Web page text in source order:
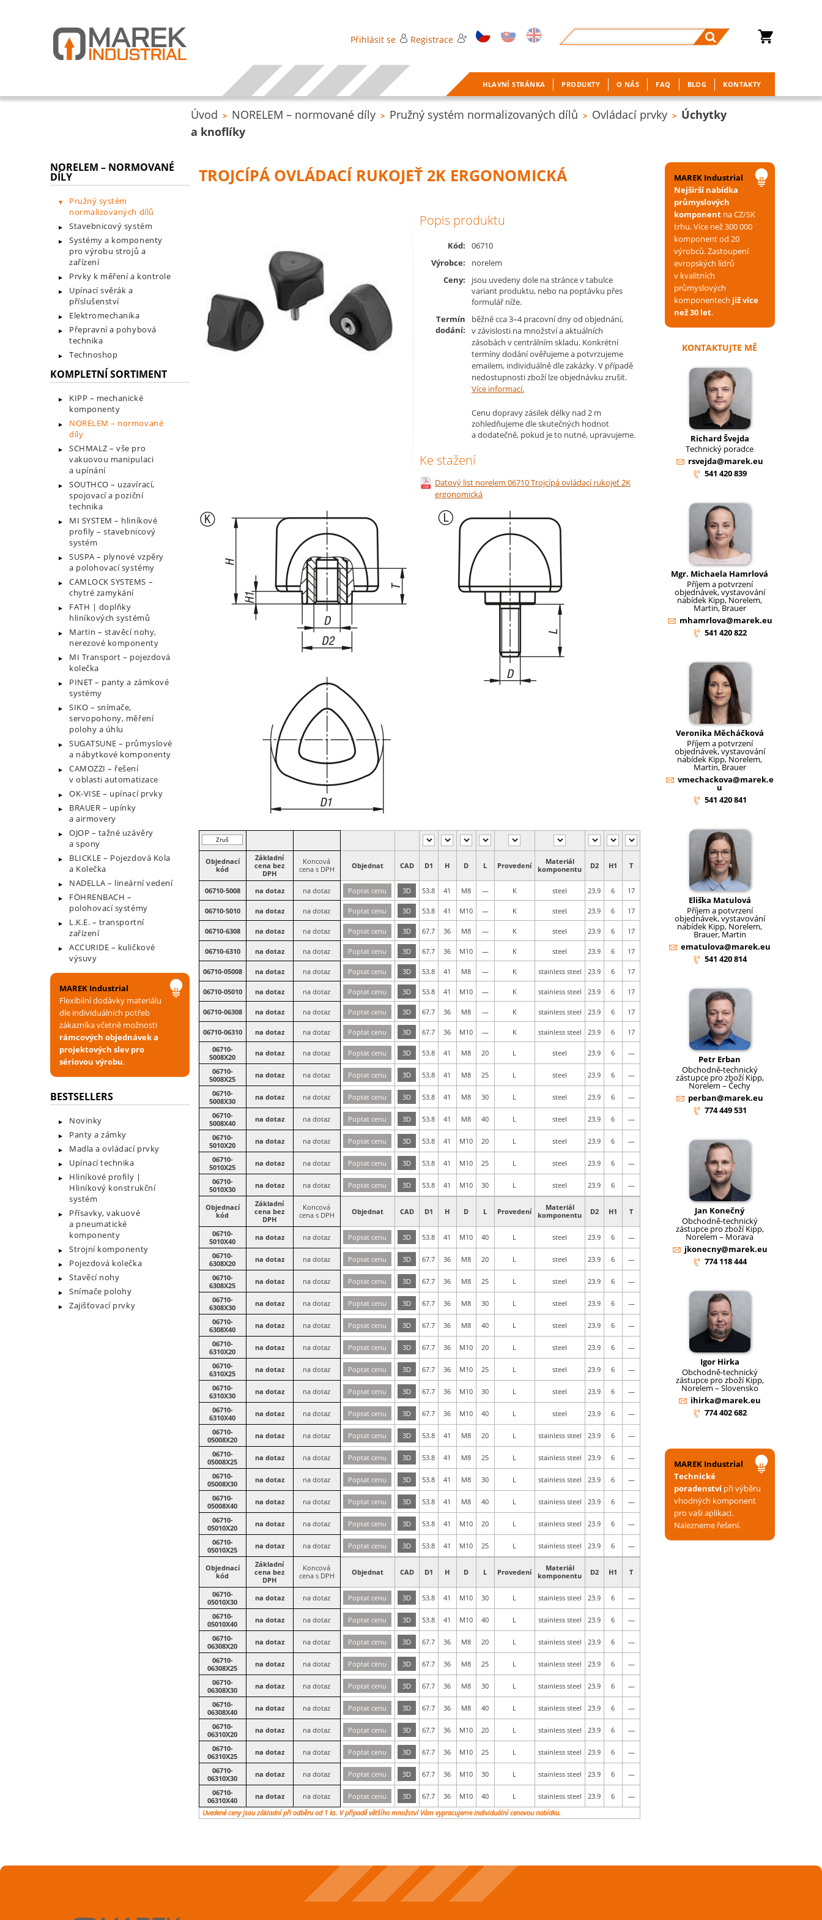
Přihlásit se Registrace
HLAVNÍ STRÁNKA PRODUKTY O NÁS FAQ BLOG KONTAKTY
Úvod > NORELEM – normované díly > Pružný systém normalizovaných dílů > Ovládací prvky > Úchytky
a knoflíky
NORELEM – NORMOVANÉ
DÍLY
Pružný systém
normalizovaných dílů
Stavebnicový systém
Systémy a komponenty
pro výrobu strojů a
zařízení
Prvky k měření a kontrole
Upínací svěrák a
příslušenství
Elektromechanika
Přepravní a pohybová
technika
Technoshop
KOMPLETNÍ SORTIMENT
KIPP – mechanické
komponenty
NORELEM – normované
díly
SCHMALZ – vše pro
vakuovou manipulaci
a upínání
SOUTHCO – uzavírací,
spojovací a poziční
technika
MI SYSTEM – hliníkové
profily – stavebnicový
systém
SUSPA – plynové vzpěry
a polohovací systémy
CAMLOCK SYSTEMS –
chytré zamykání
FATH | doplňky
hliníkových systémů
Martin – stavěcí nohy,
nerezové komponenty
MI Transport – pojezdová
kolečka
PINET – panty a zámkové
systémy
SIKO – snímače,
servopohony, měření
polohy a úhlu
SUGATSUNE – průmyslové
a nábytkové komponenty
CAMOZZI – řešení
v oblasti automatizace
OK-VISE – upínací prvky
BRAUER – upínky
a airmovery
OJOP – tažné uzávěry
a spony
BLICKLE – Pojezdová Kola
a Kolečka
NADELLA – lineární vedení
FÖHRENBACH –
polohovací systémy
L.K.E. – transportní
zařízení
ACCURIDE – kuličkové
výsuvy
MAREK Industrial
Flexibilní dodávky materiálu
dle individuálních potřeb
zákazníka včetně možnosti
rámcových objednávek a
projektových slev pro
sériovou výrobu.
BESTSELLERS
Novinky
Panty a zámky
Madla a ovládací prvky
Upínací technika
Hliníkové profily |
Hliníkový konstrukční
systém
Přísavky, vakuové
a pneumatické
komponenty
Strojní komponenty
Pojezdová kolečka
Stavěcí nohy
Snímače polohy
Zajišťovací prvky
TROJCÍPÁ OVLÁDACÍ RUKOJEŤ 2K ERGONOMICKÁ
Popis produktu
Kód:
06710
Výrobce:
norelem
Ceny:
jsou uvedeny dole na stránce v tabulce
variant produktu, nebo na poptávku přes
formulář níže.
Termín
dodání:
běžně cca 3–4 pracovní dny od objednání,
v závislosti na množství a aktuálních
zásobách v centrálním skladu. Konkrétní
termíny dodání ověřujeme a potvrzujeme
emailem, individuálně dle zakázky. V případě
nedostupnosti zboží lze objednávku zrušit.
Více informací.
Cenu dopravy zásilek délky nad 2 m
zohledňujeme dle skutečných hodnot
a dodatečně, pokud je to nutné, upravujeme.
Ke stažení
Datový list norelem 06710 Trojcípá ovládací rukojeť 2K
ergonomická
Zruš
filtr
Objednací
kód
Základní
cena bez
DPH
Koncová
cena s DPH
Objednat CAD D1 H D L Provedení
Materiál
komponentu
D2 H1 T
06710-5008 na dotaz na dotaz Poptat cenu 3D 53.8 41 M8 — K steel 23.9 6 17
06710-5010 na dotaz na dotaz Poptat cenu 3D 53.8 41 M10 — K steel 23.9 6 17
06710-6308 na dotaz na dotaz Poptat cenu 3D 67.7 36 M8 — K steel 23.9 6 17
06710-6310 na dotaz na dotaz Poptat cenu 3D 67.7 36 M10 — K steel 23.9 6 17
06710-05008 na dotaz na dotaz Poptat cenu 3D 53.8 41 M8 — K stainless steel 23.9 6 17
06710-05010 na dotaz na dotaz Poptat cenu 3D 53.8 41 M10 — K stainless steel 23.9 6 17
06710-06308 na dotaz na dotaz Poptat cenu 3D 67.7 36 M8 — K stainless steel 23.9 6 17
06710-06310 na dotaz na dotaz Poptat cenu 3D 67.7 36 M10 — K stainless steel 23.9 6
17
06710-
5008X20
na dotaz na dotaz Poptat cenu 3D 53.8 41 M8 20 L steel 23.9 6
—
06710-
5008X25
na dotaz na dotaz Poptat cenu 3D 53.8 41 M8 25 L steel 23.9 6
—
06710-
5008X30
na dotaz na dotaz Poptat cenu 3D 53.8 41 M8 30 L steel 23.9 6
—
06710-
5008X40
na dotaz na dotaz Poptat cenu 3D 53.8 41 M8 40 L steel 23.9 6
—
06710-
5010X20
na dotaz na dotaz Poptat cenu 3D 53.8 41 M10 20 L steel 23.9 6
—
06710-
5010X25
na dotaz na dotaz Poptat cenu 3D 53.8 41 M10 25 L steel 23.9 6
—
06710-
5010X30
na dotaz na dotaz Poptat cenu 3D 53.8 41 M10 30 L steel 23.9 6 —
Objednací
kód
Základní
cena bez
DPH
Koncová
cena s DPH
Objednat CAD D1 H D L Provedení
Materiál
komponentu
D2 H1 T
06710-
5010X40
na dotaz na dotaz Poptat cenu 3D 53.8 41 M10 40 L steel 23.9 6
—
06710-
6308X20
na dotaz na dotaz Poptat cenu 3D 67.7 36 M8 20 L steel 23.9 6
—
06710-
6308X25
na dotaz na dotaz Poptat cenu 3D 67.7 36 M8 25 L steel 23.9 6
—
06710-
6308X30
na dotaz na dotaz Poptat cenu 3D 67.7 36 M8 30 L steel 23.9 6
—
06710-
6308X40
na dotaz na dotaz Poptat cenu 3D 67.7 36 M8 40 L steel 23.9 6
—
06710-
6310X20
na dotaz na dotaz Poptat cenu 3D 67.7 36 M10 20 L steel 23.9 6
—
06710-
6310X25
na dotaz na dotaz Poptat cenu 3D 67.7 36 M10 25 L steel 23.9 6
—
06710-
6310X30
na dotaz na dotaz Poptat cenu 3D 67.7 36 M10 30 L steel 23.9 6
—
06710-
6310X40
na dotaz na dotaz Poptat cenu 3D 67.7 36 M10 40 L steel 23.9 6
—
06710-
05008X20
na dotaz na dotaz Poptat cenu 3D 53.8 41 M8 20 L stainless steel 23.9 6
—
06710-
05008X25
na dotaz na dotaz Poptat cenu 3D 53.8 41 M8 25 L stainless steel 23.9 6
—
06710-
05008X30
na dotaz na dotaz Poptat cenu 3D 53.8 41 M8 30 L stainless steel 23.9 6
—
06710-
05008X40
na dotaz na dotaz Poptat cenu 3D 53.8 41 M8 40 L stainless steel 23.9 6
—
06710-
05010X20
na dotaz na dotaz Poptat cenu 3D 53.8 41 M10 20 L stainless steel 23.9 6
—
06710-
05010X25
na dotaz na dotaz Poptat cenu 3D 53.8 41 M10 25 L stainless steel 23.9 6 —
Objednací
kód
Základní
cena bez
DPH
Koncová
cena s DPH
Objednat CAD D1 H D L Provedení
Materiál
komponentu
D2 H1 T
06710-
05010X30
na dotaz na dotaz Poptat cenu 3D 53.8 41 M10 30 L stainless steel 23.9 6
—
06710-
05010X40
na dotaz na dotaz Poptat cenu 3D 53.8 41 M10 40 L stainless steel 23.9 6
—
06710-
06308X20
na dotaz na dotaz Poptat cenu 3D 67.7 36 M8 20 L stainless steel 23.9 6
—
06710-
06308X25
na dotaz na dotaz Poptat cenu 3D 67.7 36 M8 25 L stainless steel 23.9 6
—
06710-
06308X30
na dotaz na dotaz Poptat cenu 3D 67.7 36 M8 30 L stainless steel 23.9 6
—
06710-
06308X40
na dotaz na dotaz Poptat cenu 3D 67.7 36 M8 40 L stainless steel 23.9 6
—
06710-
06310X20
na dotaz na dotaz Poptat cenu 3D 67.7 36 M10 20 L stainless steel 23.9 6
—
06710-
06310X25
na dotaz na dotaz Poptat cenu 3D 67.7 36 M10 25 L stainless steel 23.9 6
—
06710-
06310X30
na dotaz na dotaz Poptat cenu 3D 67.7 36 M10 30 L stainless steel 23.9 6
—
06710-
06310X40
na dotaz na dotaz Poptat cenu 3D 67.7 36 M10 40 L stainless steel 23.9 6
—
Uvedené ceny jsou základní při odběru od 1 ks. V případě většího množství Vám vypracujeme individuální cenovou nabídku.
MAREK Industrial
Nejširší nabídka
průmyslových
komponentna CZ/SK
trhu. Více než 300 000
komponent od 20
výrobců. Zastoupení
evropských lídrů
v kvalitních
průmyslových
komponentech již více
než 30 let.
KONTAKTUJTE MĚ
Richard Švejda
Technický poradce
rsvejda@marek.eu
541 420 839
Mgr. Michaela Hamrlová
Příjem a potvrzení
objednávek, vystavování
nabídek Kipp, Norelem,
Martin, Brauer
mhamrlova@marek.eu
541 420 822
Veronika Měcháčková
Příjem a potvrzení
objednávek, vystavování
nabídek Kipp, Norelem,
Martin, Brauer
vmechackova@marek.e
u
541 420 841
Eliška Matulová
Příjem a potvrzení
objednávek, vystavování
nabídek Kipp, Norelem,
Brauer, Martin
ematulova@marek.eu
541 420 814
Petr Erban
Obchodně-technický
zástupce pro zboží Kipp,
Norelem – Čechy
perban@marek.eu
774 449 531
Jan Konečný
Obchodně-technický
zástupce pro zboží Kipp,
Norelem – Morava
jkonecny@marek.eu
774 118 444
Igor Hirka
Obchodně-technický
zástupce pro zboží Kipp,
Norelem – Slovensko
ihirka@marek.eu
774 402 682
MAREK Industrial
Technické
poradenstvípři výběru
vhodných komponent
pro vaši aplikaci.
Nalezneme řešení.